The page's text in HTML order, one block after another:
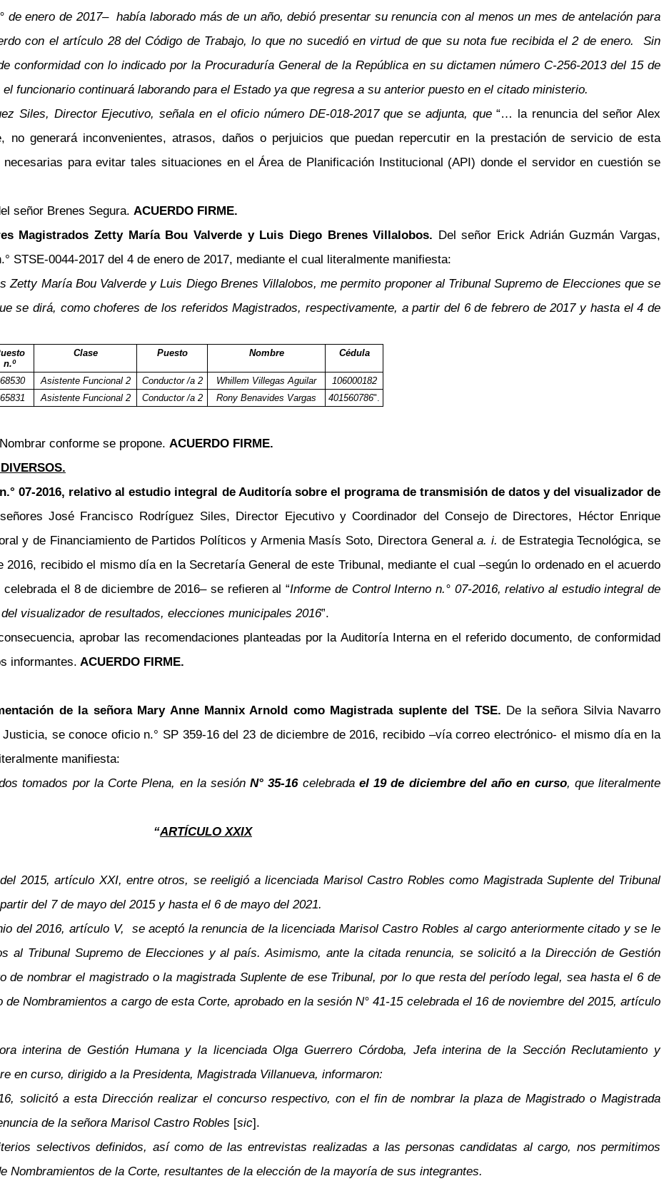
de enero de 2017–había laborado más de un año, debió presentar su renuncia con al menos un mes de antelación para
con el artículo 28 del Código de Trabajo, lo que no sucedió en virtud de que su nota fue recibida el 2 de enero. Sin
conformidad con lo indicado por la Procuraduría General de la República en su dictamen número C-256-2013 del 15 de
funcionario continuará laborando para el Estado ya que regresa a su anterior puesto en el citado ministerio.
Siles, Director Ejecutivo, señala en el oficio número DE-018-2017 que se adjunta, que“… la renuncia del señor Alex
no generará inconvenientes, atrasos, daños o perjuicios que puedan repercutir en la prestación de servicio de esta
para evitar tales situaciones en el Área de Planificación Institucional (API) donde el servidor en cuestión se
señor Brenes Segura. ACUERDO FIRME.
Magistrados Zetty María Bou Valverde y Luis Diego Brenes Villalobos. Del señor Erick Adrián Guzmán Vargas,
STSE-0044-2017 del 4 de enero de 2017, mediante el cual literalmente manifiesta:
Zetty María Bou Valverde y Luis Diego Brenes Villalobos, me permito proponer al Tribunal Supremo de Elecciones que se
se dirá, como choferes de los referidos Magistrados, respectivamente, a partir del 6 de febrero de 2017 y hasta el 4 de
n.º
Clase Puesto Nombre Cédula
Asistente Funcional 2 Conductor /a 2 Whillem Villegas Aguilar
106000182
Asistente Funcional 2 Conductor /a 2 Rony Benavides Vargas 401560786".
conforme se propone. ACUERDO FIRME.
07-2016, relativo al estudio integral de Auditoría sobre el programa de transmisión de datos y del visualizador de
José Francisco Rodríguez Siles, Director Ejecutivo y Coordinador del Consejo de Directores, Héctor Enrique
y de Financiamiento de Partidos Políticos y Armenia Masís Soto, Directora Generala. i. de Estrategia Tecnológica, se
2016, recibido el mismo día en la Secretaría General de este Tribunal, mediante el cual–según lo ordenado en el acuerdo
el 8 de diciembre de 2016–se refieren al “Informe de Control Interno n.° 07-2016, relativo al estudio integral de
visualizador de resultados, elecciones municipales 2016”.
aprobar las recomendaciones planteadas por la Auditoría Interna en el referido documento, de conformidad
informantes. ACUERDO FIRME.
de la señora Mary Anne Mannix Arnold como Magistrada suplente del TSE. De la señora Silvia Navarro
se conoce oficio n.° SP 359-16 del 23 de diciembre de 2016, recibido –vía correo electrónico- el mismo día en la
manifiesta:
tomados por la Corte Plena, en la sesiónN° 35-16celebrada el 19 de diciembre del año en curso, que literalmente
“ARTÍCULO XXIX
2015, artículo XXI, entre otros, se reeligió a licenciada Marisol Castro Robles como Magistrada Suplente del Tribunal
del 7 de mayo del 2015 y hasta el 6 de mayo del 2021.
del 2016, artículo V, se aceptó la renuncia de la licenciada Marisol Castro Robles al cargo anteriormente citado y se le
al Tribunal Supremo de Elecciones y al país. Asimismo, ante la citada renuncia, se solicitó a la Dirección de Gestión
nombrar el magistrado o la magistrada Suplente de ese Tribunal, por lo que resta del período legal, sea hasta el 6 de
Nombramientos a cargo de esta Corte, aprobado en la sesión N° 41-15 celebrada el 16 de noviembre del 2015, artículo
interina de Gestión Humana y la licenciada Olga Guerrero Córdoba, Jefa interina de la Sección Reclutamiento y
en curso, dirigido a la Presidenta, Magistrada Villanueva, informaron:
solicitó a esta Dirección realizar el concurso respectivo, con el fin de nombrar la plaza de Magistrado o Magistrada
de la señora Marisol Castro Robles [sic].
selectivos definidos, así como de las entrevistas realizadas a las personas candidatas al cargo, nos permitimos
Nombramientos de la Corte, resultantes de la elección de la mayoría de sus integrantes.